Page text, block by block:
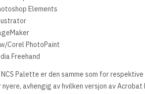
Elements
Corel PhotoPaint
Freehand
Palette er den samme som for
avhengig av hvilken versjon av Acrobat